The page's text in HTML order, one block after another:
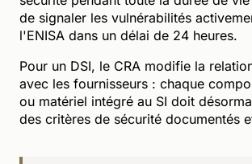
de signaler les vulnérabilités
l'ENISA dans un délai de 24 heures.
Pour un DSI, le CRA modifie la
avec les fournisseurs : chaque
ou matériel intégré au SI doit
des critères de sécurité documentés